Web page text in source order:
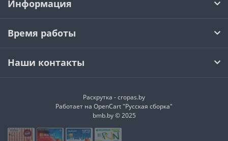
Информация
Время работы
Наши контакты
Раскрутка -cropas.by
Работает на OpenCart "Русская сборка"
bmb.by © 2025